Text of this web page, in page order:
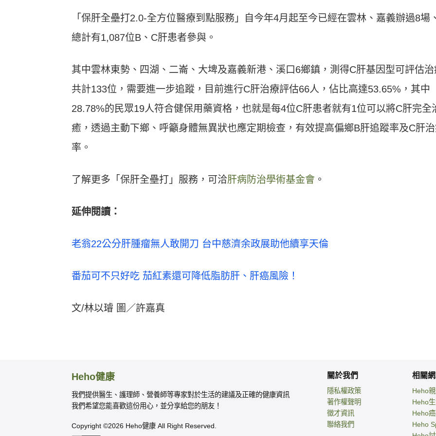
「保肝全壘打2.0-全方位醫療到點服務」自今年4月起至今已經在雲林、嘉義辦過8場、
總計有1,087位B、C肝患者參與。
其中雲林東勢、四湖、二崙、大埤及嘉義新港、溪口6鄉鎮，測得C肝基因型可評估治
共計133位，需要進一步追蹤，目前進行C肝治療評估66人，佔比高達53.65%，其中
28.78%的民眾19人符合健保用藥資格，也就是每4位C肝患者就有1位可以將C肝完全
癒，透過主動下鄉、呼籲身體無異狀也應定期檢查，有效提高偏鄉B肝追蹤率及C肝
率。
了解更多「保肝全壘打」服務，可洽肝病防治學術基金會 。
延伸閱讀：
老翁22公分肝腫瘤無人敢開刀 台中慈濟余政展助他續享天倫
番茄可不只好吃 茄紅素還可降低脂肪肝、肝癌風險！
文/林以璿 圖／許嘉真
Heho健康
我們提供醫生、護理師、營養師等專家對於生活的建議及正確的健康資訊
我們希望您能喜歡這份用心，並分享給您的朋友！
Copyright ©2026 Heho健康 All Right Reserved.
關於我們
隱私權政策
著作權聲明
徵才資訊
聯絡我們
相關
Heho
Heho
Heho
Heho